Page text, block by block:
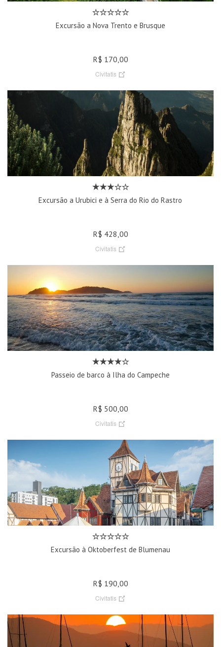
Excursão a Nova Trento e Brusque
R$ 170,00
Civitatis
Excursão a Urubici e à Serra do Rio do Rastro
R$ 428,00
Civitatis
Passeio de barco à Ilha do Campeche
R$ 500,00
Civitatis
Excursão à Oktoberfest de Blumenau
R$ 190,00
Civitatis